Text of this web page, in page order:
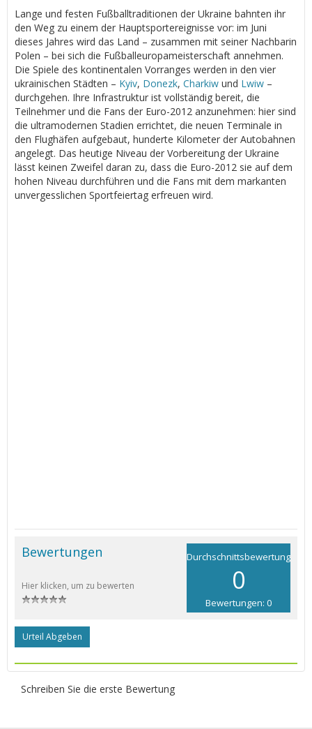
Lange und festen Fußballtraditionen der Ukraine bahnten ihr
den Weg zu einem der Hauptsportereignisse vor: im Juni
dieses Jahres wird das Land – zusammen mit seiner Nachbarin
Polen – bei sich die Fußballeuropameisterschaft annehmen.
Die Spiele des kontinentalen Vorranges werden in den vier
ukrainischen Städten – Kyiv, Donezk, Charkiw und Lwiw –
durchgehen. Ihre Infrastruktur ist vollständig bereit, die
Teilnehmer und die Fans der Euro-2012 anzunehmen: hier sind
die ultramodernen Stadien errichtet, die neuen Terminale in
den Flughäfen aufgebaut, hunderte Kilometer der Autobahnen
angelegt. Das heutige Niveau der Vorbereitung der Ukraine
lässt keinen Zweifel daran zu, dass die Euro-2012 sie auf dem
hohen Niveau durchführen und die Fans mit dem markanten
unvergesslichen Sportfeiertag erfreuen wird.
Durchschnittsbewertung
0
Bewertungen: 0
Bewertungen
Hier klicken, um zu bewerten
Urteil Abgeben
Schreiben Sie die erste Bewertung